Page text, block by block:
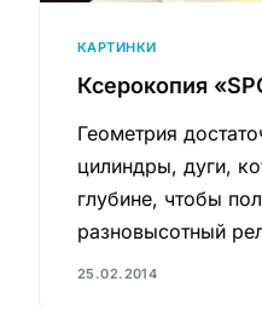
КАРТИНКИ
Ксерокопия
Геометрия
цилиндры, дуги,
глубине, чтобы
разновысотный
25.02.2014